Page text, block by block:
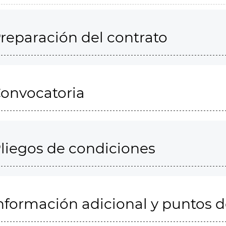
del contrato
de condiciones
adicional y puntos